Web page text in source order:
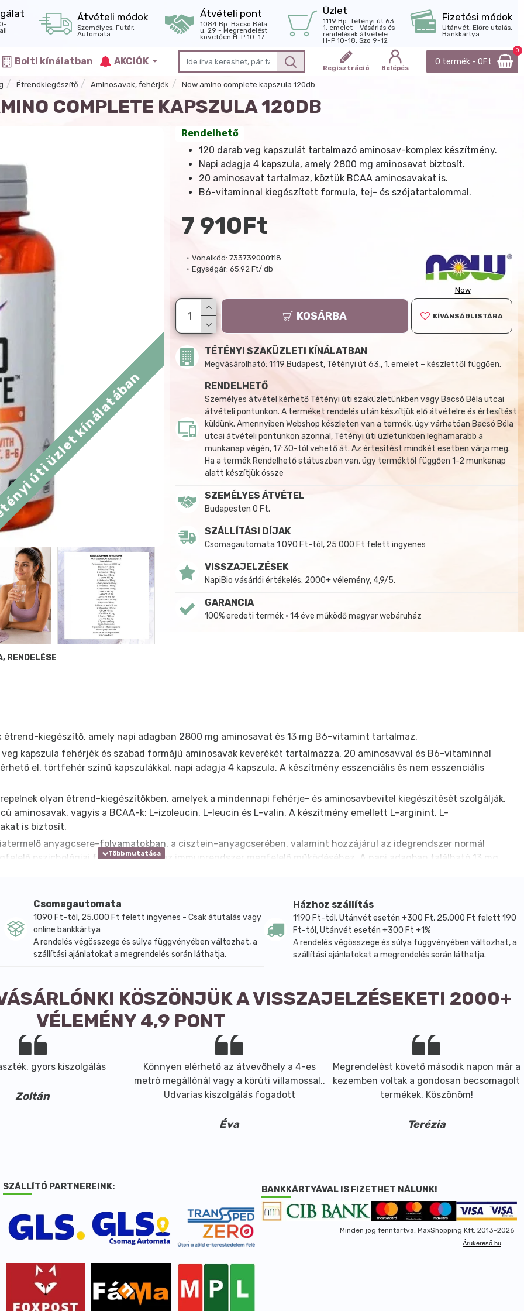
Átvételi módok
Személyes, Futár,
Automata
Átvételi pont
1084 Bp. Bacsó Béla
u. 29 - Megrendelést
követően H-P 10-17
Üzlet
1119 Bp. Tétényi út 63.
1. emelet - Vásárlás és
rendelések átvétele
H-P 10-18, Szo 9-12
Fizetési módok
Utánvét, Előre utalás,
Bankkártya
Bolti kínálatban AKCIÓK
Regisztráció Belépés
0 termék - 0Ft
0
Étrendkiegészítő Aminosavak, fehérjék Now amino complete kapszula 120db
COMPLETE KAPSZULA 120DB
üzlet kínálatában
Vonalkód: 733739000118
Egységár: 65.92 Ft/ db
Now
Rendelhető
7 910Ft
120 darab veg kapszulát tartalmazó aminosav-komplex készítmény.
Napi adagja 4 kapszula, amely 2800 mg aminosavat biztosít.
20 aminosavat tartalmaz, köztük BCAA aminosavakat is.
B6-vitaminnal kiegészített formula, tej- és szójatartalommal.
KOSÁRBA KÍVÁNSÁGLISTÁRA
TÉTÉNYI SZAKÜZLETI KÍNÁLATBAN
Megvásárolható: 1119 Budapest, Tétényi út 63., 1. emelet – készlettől függően.
RENDELHETŐ
Személyes átvétel kérhető Tétényi úti szaküzletünkben vagy Bacsó Béla utcai
átvételi pontunkon. A terméket rendelés után készítjük elő átvételre és értesítést
küldünk. Amennyiben Webshop készleten van a termék, úgy várhatóan Bacsó Béla
utcai átvételi pontunkon azonnal, Tétényi úti üzletünkben leghamarabb a
munkanap végén, 17:30-tól vehető át. Az értesítést mindkét esetben várja meg.
Ha a termék Rendelhető státuszban van, úgy terméktől függően 1-2 munkanap
alatt készítjük össze
SZEMÉLYES ÁTVÉTEL
Budapesten 0 Ft.
SZÁLLÍTÁSI DÍJAK
Csomagautomata 1 090 Ft-tól, 25 000 Ft felett ingyenes
VISSZAJELZÉSEK
NapiBio vásárlói értékelés: 2000+ vélemény, 4,9/5.
GARANCIA
100% eredeti termék • 14 éve működő magyar webáruház
RENDELÉSE
étrend-kiegészítő, amely napi adagban 2800 mg aminosavat és 13 mg B6-vitamint tartalmaz.
veg kapszula fehérjék és szabad formájú aminosavak keverékét tartalmazza, 20 aminosavval és B6-vitaminnal
el, törtfehér színű kapszulákkal, napi adagja 4 kapszula. A készítmény esszenciális és nem esszenciális
olyan étrend-kiegészítőkben, amelyek a mindennapi fehérje- és aminosavbevitel kiegészítését szolgálják.
aminosavak, vagyis a BCAA-k: L-izoleucin, L-leucin és L-valin. A készítmény emellett L-arginint, L-
is biztosít.
anyagcsere-folyamatokban, a cisztein-anyagcserében, valamint hozzájárul az idegrendszer normál
pszichológiai funkciókhoz és az immunrendszer megfelelő működéséhez. A napi adagban található 13 mg
dioxid. A termék tejet és szóját tartalmaz, ugyanakkor nem tartalmaz búza, glutén, tojás, hal, kagyló, dió
helyen tárolandó, gyermekek elől elzárva. Származási helye USA, gyártója a NOW Foods.
Csomagautomata
1090 Ft-tól, 25.000 Ft felett ingyenes - Csak átutalás vagy
online bankkártya
A rendelés végösszege és súlya függvényében változhat, a
szállítási ajánlatokat a megrendelés során láthatja.
Házhoz szállítás
1190 Ft-tól, Utánvét esetén +300 Ft, 25.000 Ft felett 190
Ft-tól, Utánvét esetén +300 Ft +1%
A rendelés végösszege és súlya függvényében változhat, a
szállítási ajánlatokat a megrendelés során láthatja.
KÖSZÖNJÜK A VISSZAJELZÉSEKET! 2000+
VÉLEMÉNY 4,9 PONT
gyors kiszolgálás
Zoltán
Könnyen elérhető az átvevőhely a 4-es
metró megállónál vagy a körúti villamossal..
Udvarias kiszolgálás fogadott
Éva
Megrendelést követő második napon már a
kezemben voltak a gondosan becsomagolt
termékek. Köszönöm!
Terézia
SZÁLLÍTÓ PARTNEREINK: BANKKÁRTYÁVAL IS FIZETHET NÁLUNK!
Minden jog fenntartva, MaxShopping Kft. 2013-2026
Árukereső.hu